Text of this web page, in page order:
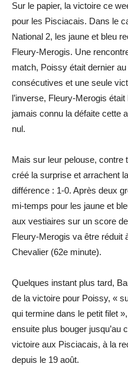
Sur le papier, la victoire ce
pour les Pisciacais. Dans le
National 2, les jaune et bleu
Fleury-Merogis. Une
match, Poissy était dernier
consécutives et une seule
l’inverse, Fleury-Merogis
jamais connu la défaite cette
nul.
Mais sur leur pelouse, contre
créé la surprise et arrachent
différence : 1-0. Après deux
mi-temps pour les jaune et
aux vestiaires sur un score
Fleury-Merogis va être réduit
Chevalier (62e minute).
Quelques instant plus tard,
de la victoire pour Poissy, «
qui termine dans le petit filet
ensuite plus bouger jusqu’au
victoire aux Pisciacais, à la
depuis le 19 août.